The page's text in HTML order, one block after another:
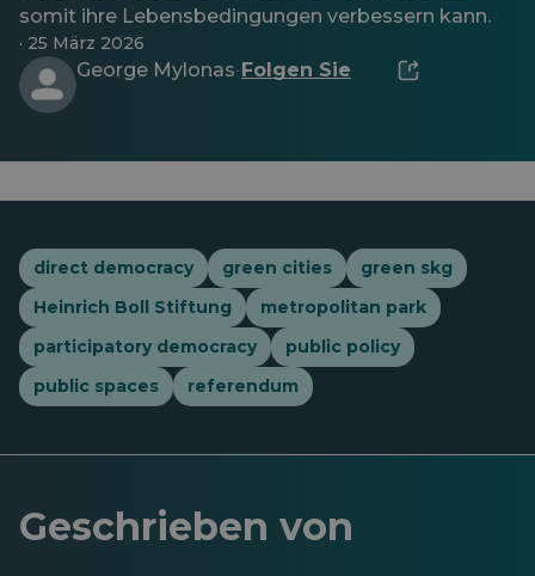
somit ihre Lebensbedingungen verbessern kann.
· 25 März 2026
George Mylonas· Folgen Sie
direct democracy green cities
green skg
Heinrich Boll Stiftung
metropolitan park
participatory democracy
public policy
public spaces
referendum
Geschrieben von